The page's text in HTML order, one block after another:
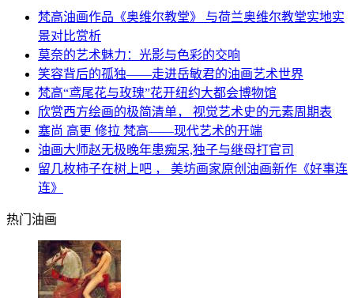
梵高油画作品《奥维尔教堂》 与荷兰奥维尔教堂实地实
景对比赏析
莫奈的艺术魅力：光影与色彩的交响
笑容背后的孤独——走进岳敏君的油画艺术世界
梵高“鸢尾花与玫瑰”花开纽约大都会博物馆
欣赏西方绘画的极简清单， 视觉艺术史的元素周期表
塞尚 高更 修拉 梵高——现代艺术的开端
油画大师赵无极晚年患痴呆,独子与继母打官司
留几枚柿子在树上吧 ， 美坊画家原创油画新作《好事连
连》
热门油画